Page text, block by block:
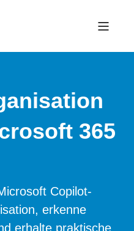
365
Copilot-
erkenne
erhalte praktische